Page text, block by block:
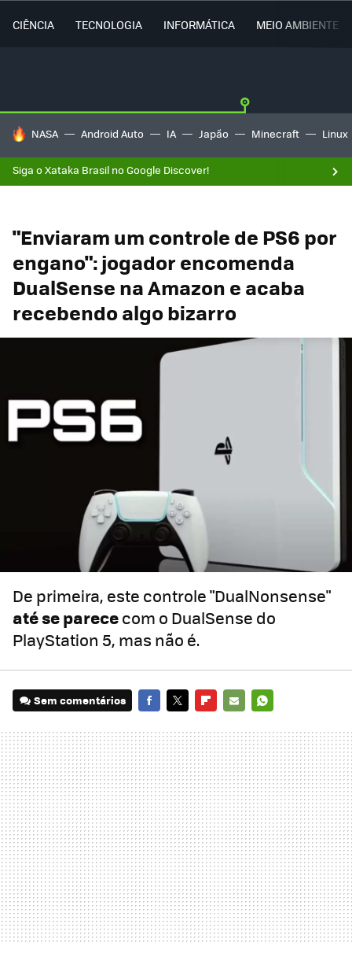
CIÊNCIA TECNOLOGIA INFORMÁTICA MEIO AMBIENTE
TENDÊNCIAS DO DIA
NASA Android Auto IA Japão Minecraft Linux
Siga o Xataka Brasil no Google Discover!
"Enviaram um controle de PS6 por
engano": jogador encomenda
DualSense na Amazon e acaba
recebendo algo bizarro
De primeira, este controle "DualNonsense"
até se parececom o DualSense do
PlayStation 5, mas não é.
Sem comentários
MAIL